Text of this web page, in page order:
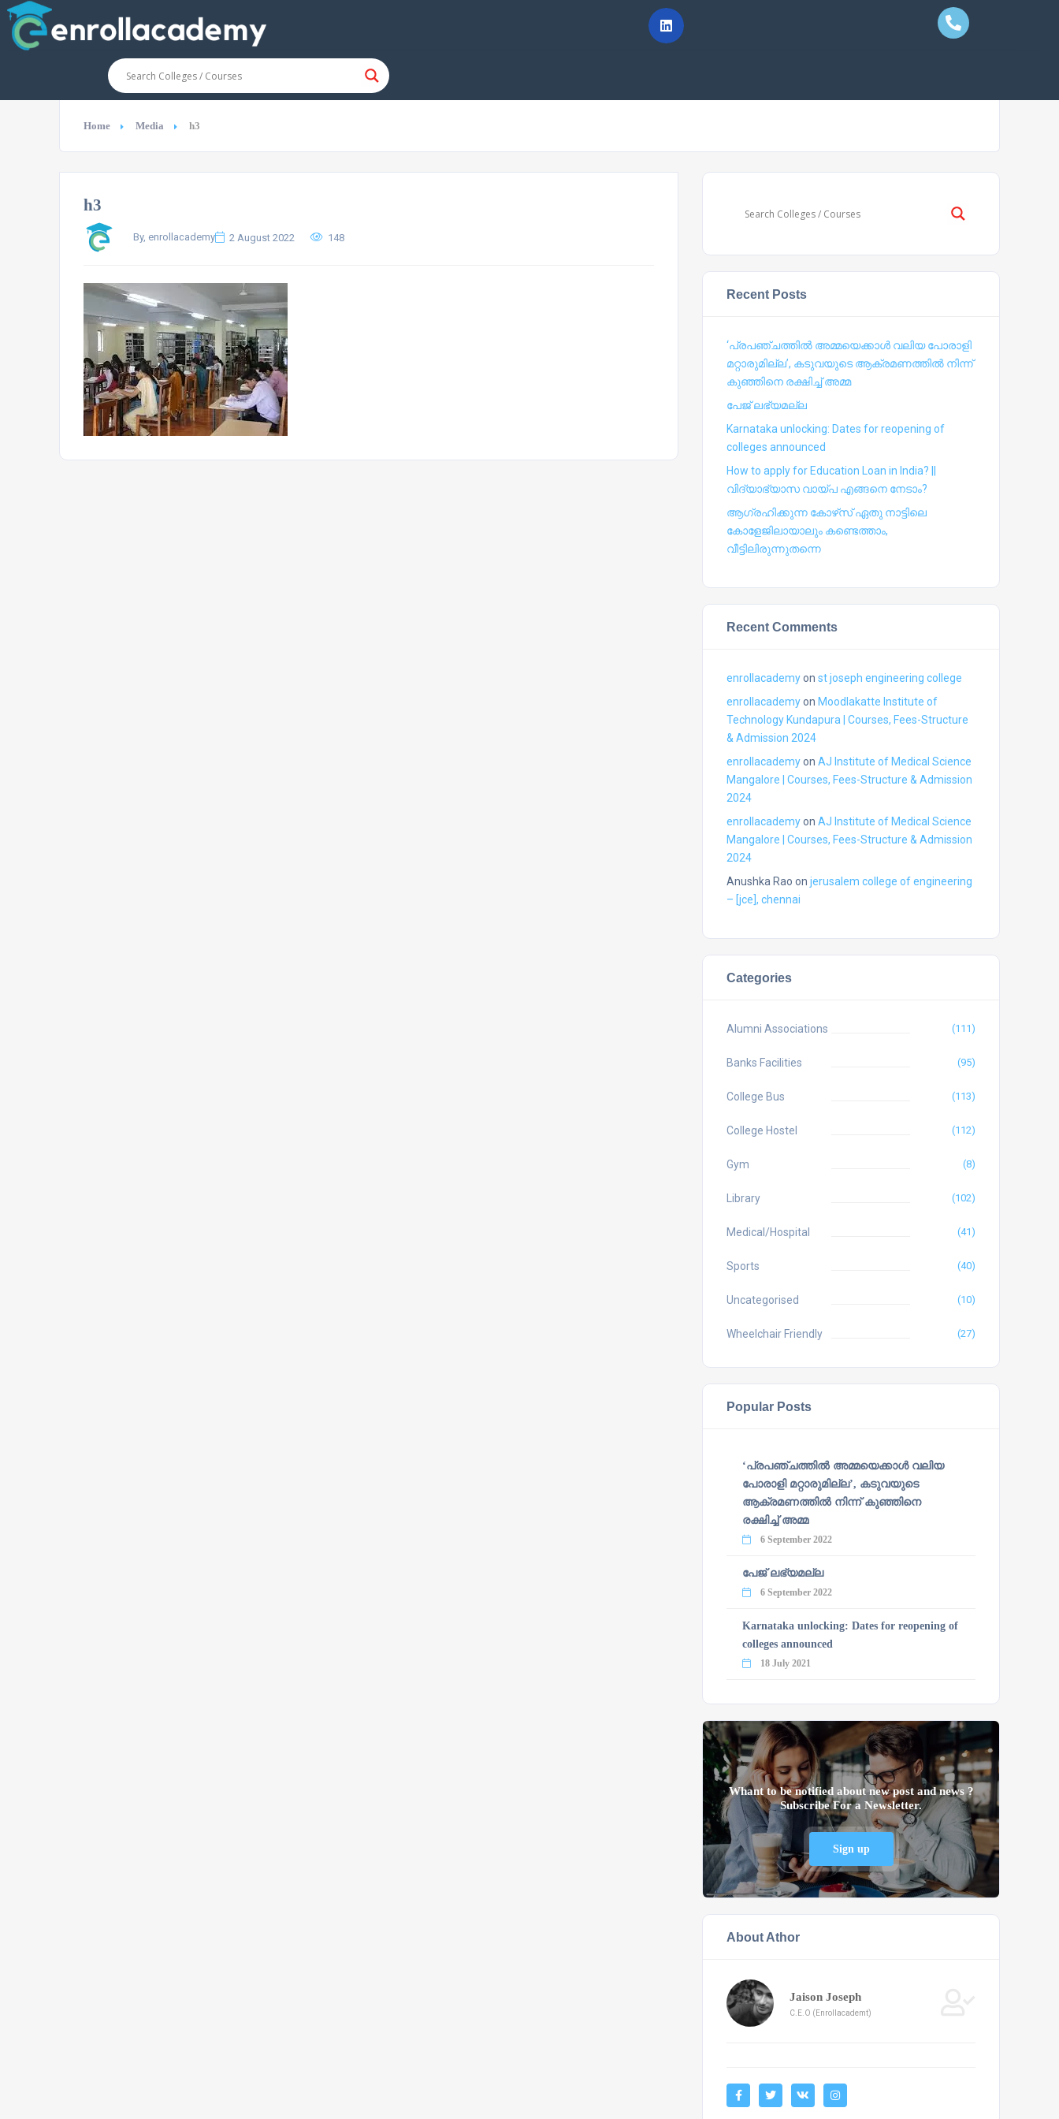
Home Media h3
h3
By, enrollacademy 2 August 2022 148
Recent Posts
‘പ്രപഞ്ചത്തില്‍ അമ്മയെക്കാള്‍ വലിയ പോരാളി
മറ്റാരുമില്ല’, കടുവയുടെ ആക്രമണത്തില്‍ നിന്ന്
കുഞ്ഞിനെ രക്ഷിച്ച് അമ്മ
പേജ് ലഭ്യമല്ല
Karnataka unlocking: Dates for reopening of
colleges announced
How to apply for Education Loan in India? ||
വിദ്യാഭ്യാസ വായ്പ എങ്ങനെ നേടാം?
ആഗ്രഹിക്കുന്ന കോഴ്‍സ് ഏതു നാട്ടിലെ
കോളേജിലായാലും കണ്ടെത്താം,
വീട്ടിലിരുന്നുതന്നെ
Recent Comments
enrollacademyon st joseph engineering college
enrollacademyon Moodlakatte Institute of
Technology Kundapura | Courses, Fees-Structure
& Admission 2024
enrollacademyon AJ Institute of Medical Science
Mangalore | Courses, Fees-Structure & Admission
2024
enrollacademyon AJ Institute of Medical Science
Mangalore | Courses, Fees-Structure & Admission
2024
Anushka Rao on jerusalem college of engineering
– [jce], chennai
Categories
Alumni Associations (111)
Banks Facilities (95)
College Bus (113)
College Hostel (112)
Gym (8)
Library (102)
Medical/Hospital (41)
Sports (40)
Uncategorised (10)
Wheelchair Friendly (27)
Popular Posts
‘പ്രപഞ്ചത്തില്‍ അമ്മയെക്കാള്‍ വലിയ
പോരാളി മറ്റാരുമില്ല’, കടുവയുടെ
ആക്രമണത്തില്‍ നിന്ന് കുഞ്ഞിനെ
രക്ഷിച്ച് അമ്മ
6 September 2022
പേജ് ലഭ്യമല്ല
6 September 2022
Karnataka unlocking: Dates for reopening of
colleges announced
18 July 2021
Whant to be notified about new post and news ?
Subscribe For a Newsletter.
Sign up
About Athor
Jaison Joseph
C.E.O (Enrollacademt)